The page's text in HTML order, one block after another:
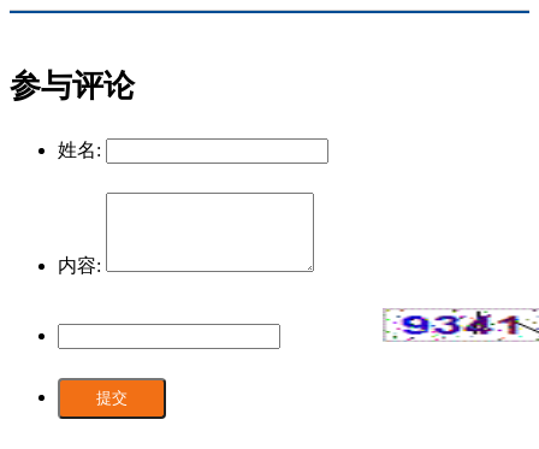
参与评论
姓名:
内容:
提交